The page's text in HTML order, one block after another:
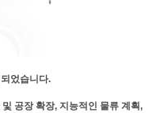
었습니다.
공장 확장, 지능적인 물류 계획,